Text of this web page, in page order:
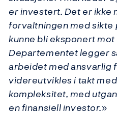
er investert. Det er ikke
forvaltningen med sikte
kunne bli eksponert
Departementet legger
arbeidet med ansvarlig
videreutvikles i takt
kompleksitet, med
en finansiell investor.»